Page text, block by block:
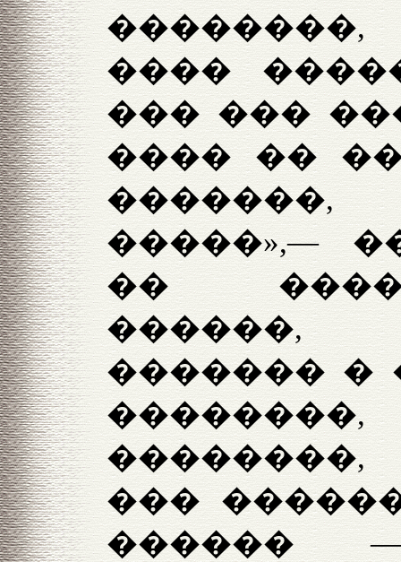
����
��� ���
���� ��
�����»,—
��
������,
������� �
���
������